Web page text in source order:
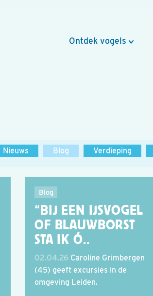
Ontdek vogels
Nieuws Blog Verdieping
Blog
“BIJ EEN IJSVOGEL
OF BLAUWBORST
STA IK Ó..
02.04.26 Caroline Grimbergen
(45) geeft excursies in de
omgeving Leiden.